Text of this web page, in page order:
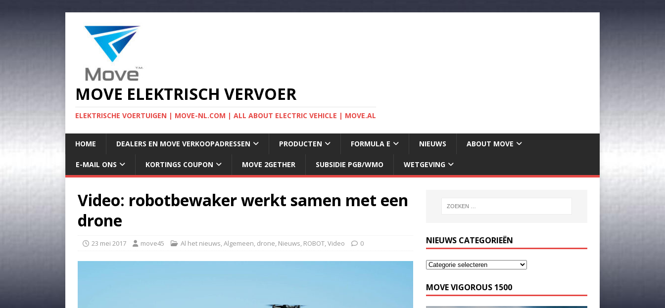
MOVE ELEKTRISCH VERVOER
ELEKTRISCHE VOERTUIGEN | MOVE-NL.COM | ALL ABOUT ELECTRIC VEHICLE | MOVE.AL
HOME DEALERS EN MOVE VERKOOPADRESSEN PRODUCTEN FORMULA E NIEUWS ABOUT MOVE
E-MAIL ONS KORTINGS COUPON MOVE 2GETHER SUBSIDIE PGB/WMO WETGEVING
Video: robotbewaker werkt samen met een
drone
23 mei 2017 move45 Al het nieuws,Algemeen, drone, Nieuws, ROBOT,Video 0 NIEUWS CATEGORIEËN
MOVE VIGOROUS 1500